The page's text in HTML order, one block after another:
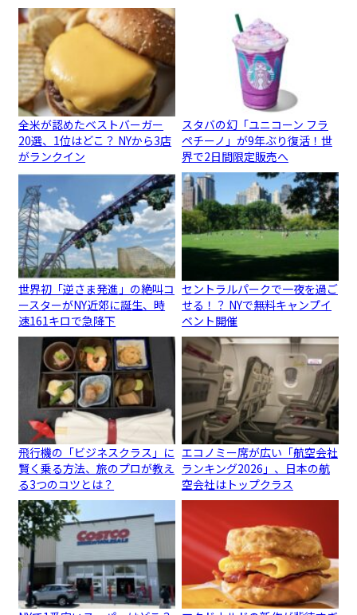
全米が認めたベストバーガー
20選、1位はどこ？ NYから3店
がランクイン
スタバの幻「ユニコーン フラ
ペチーノ」が9年ぶり復活！世
界で2日間限定販売へ
世界初「逆さま発進」の絶叫コ
ースターがNY近郊に誕生、時
速161キロで急降下
セントラルパークで一夜を過ご
せる！？ NYで無料キャンプイ
ベント開催
飛行機の「ビジネスクラス」に
賢く乗る方法、旅のプロが教え
る3つのコツとは？
エコノミー席が広い「航空会社
ランキング2026」、日本の航
空会社はトップクラス